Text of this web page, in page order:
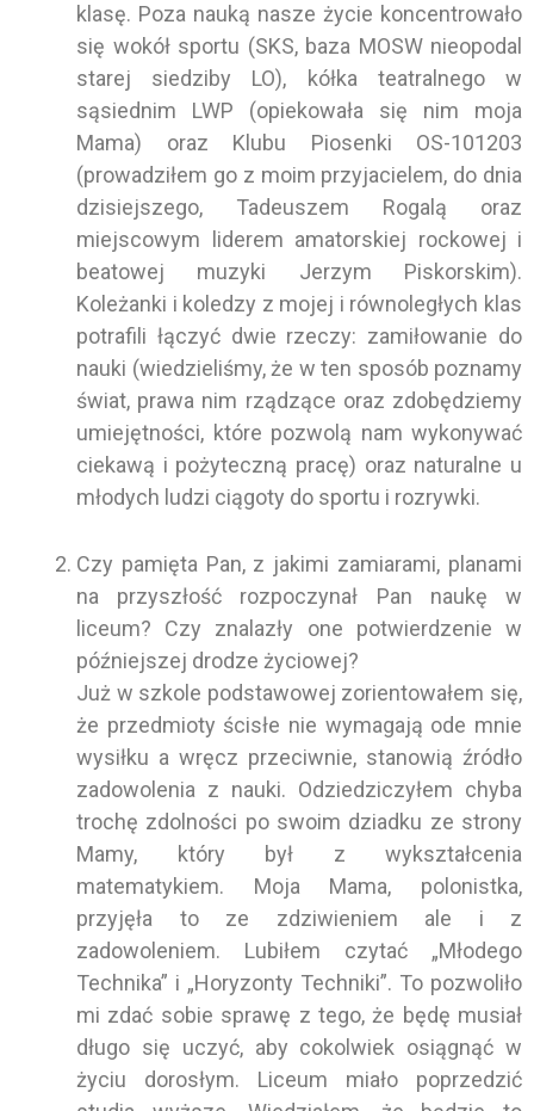
klasę. Poza nauką nasze życie koncentrowało
się wokół sportu (SKS, baza MOSW nieopodal
starej siedziby LO), kółka teatralnego w
sąsiednim LWP (opiekowała się nim moja
Mama) oraz Klubu Piosenki OS-101203
(prowadziłem go z moim przyjacielem, do dnia
dzisiejszego, Tadeuszem Rogalą oraz
miejscowym liderem amatorskiej rockowej i
beatowej muzyki Jerzym Piskorskim).
Koleżanki i koledzy z mojej i równoległych klas
potrafili łączyć dwie rzeczy: zamiłowanie do
nauki (wiedzieliśmy, że w ten sposób poznamy
świat, prawa nim rządzące oraz zdobędziemy
umiejętności, które pozwolą nam wykonywać
ciekawą i pożyteczną pracę) oraz naturalne u
młodych ludzi ciągoty do sportu i rozrywki.
Czy pamięta Pan, z jakimi zamiarami, planami
na przyszłość rozpoczynał Pan naukę w
liceum? Czy znalazły one potwierdzenie w
późniejszej drodze życiowej?
Już w szkole podstawowej zorientowałem się,
że przedmioty ścisłe nie wymagają ode mnie
wysiłku a wręcz przeciwnie, stanowią źródło
zadowolenia z nauki. Odziedziczyłem chyba
trochę zdolności po swoim dziadku ze strony
Mamy, który był z wykształcenia
matematykiem. Moja Mama, polonistka,
przyjęła to ze zdziwieniem ale i z
zadowoleniem. Lubiłem czytać „Młodego
Technika” i „Horyzonty Techniki”. To pozwoliło
mi zdać sobie sprawę z tego, że będę musiał
długo się uczyć, aby cokolwiek osiągnąć w
życiu dorosłym. Liceum miało poprzedzić